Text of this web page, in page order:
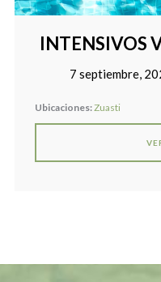
INTENSIVOS
7 septiembre,
Ubicaciones:Zuasti